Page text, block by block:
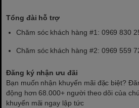
Tổng đài hỗ trợ
Chăm sóc khách hàng #1: 0969 830
Chăm sóc khách hàng #2: 0969 559
Đăng ký nhận ưu đãi
Bạn muốn nhận khuyến mãi đặc biệt?
động hơn 68.000+ người theo dõi của
khuyến mãi ngay lập tức